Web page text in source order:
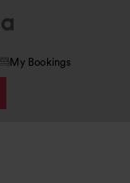
My Bookings